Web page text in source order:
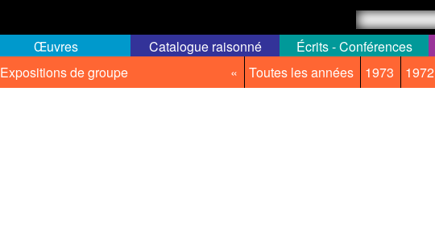
Expositions de groupe « Toutes les années 1973 1972
Œuvres Catalogue raisonné Écrits - Conférences